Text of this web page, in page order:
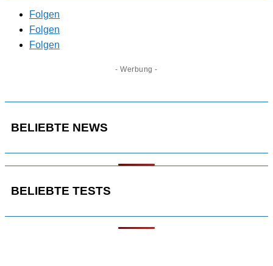
Folgen
Folgen
Folgen
- Werbung -
BELIEBTE NEWS
BELIEBTE TESTS